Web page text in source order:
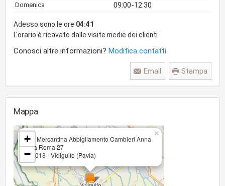
Domenica 09:00-12:30
Adesso sono le ore 04:41
L'orario è ricavato dalle visite medie dei clienti
Conosci altre informazioni? Modifica contatti
Stampa
Email
Mappa
La Mercantina Abbigliamento Cambieri Anna
Via Roma 27
27018 - Vidigulfo (Pavia)
×
+
−